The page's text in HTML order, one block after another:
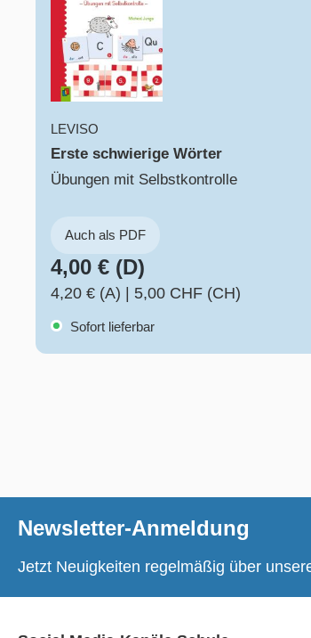
LEVISO
Erste schwierige Wörter
Übungen mit Selbstkontrolle
Auch als PDF
4,00 € (D)
4,20 € (A) 5,00 CHF (CH)
Sofort lieferbar
Newsletter-Anmeldung
Jetzt Neuigkeiten regelmäßig über